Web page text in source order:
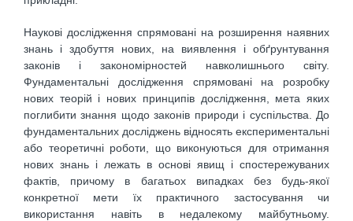
Наукові дослідження спрямовані на розширення наявних
знань і здобуття нових, на виявлення і обґрунтування
законів і закономірностей навколишнього світу.
Фундаментальні дослідження спрямовані на розробку
нових теорій і нових принципів дослідження, мета яких
поглибити знання щодо законів природи і суспільства. До
фундаментальних досліджень відносять експериментальні
або теоретичні роботи, що виконуються для отримання
нових знань і лежать в основі явищ і спостережуваних
фактів, причому в багатьох випадках без будь-якої
конкретної мети їх практичного застосування чи
використання навіть в недалекому майбутньому.